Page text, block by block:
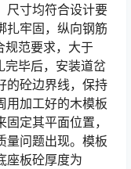
尺寸均符合设计要
扎牢固，纵向钢筋
规范要求，大于
完毕后，安装道岔
的砼边界线，保持
用加工好的木模板
定其平面位置，
量问题出现。模板
座板砼厚度为